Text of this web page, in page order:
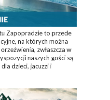
Zapopradzie to przede
na których można
zwłaszcza w
naszych gości są
dzieci, jacuzzi i